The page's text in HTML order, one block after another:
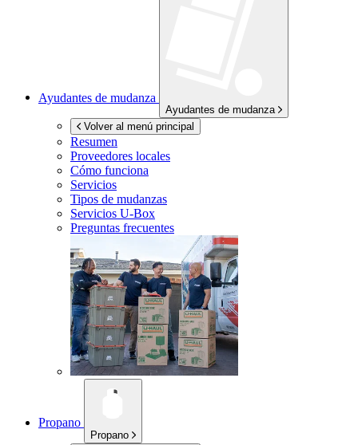
Ayudantes de mudanza
Ayudantes de mudanza
Volver al menú principal
Resumen
Proveedores locales
Cómo funciona
Servicios
Tipos de mudanzas
Servicios U-Box
Preguntas frecuentes
Propano
Propano